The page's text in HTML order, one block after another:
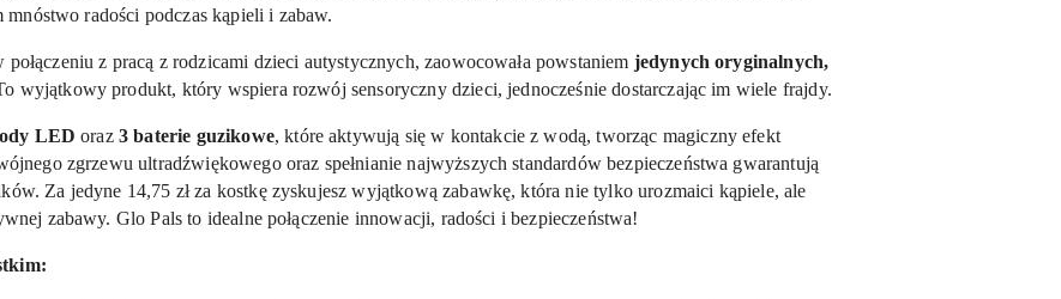
mnóstwo radości podczas kąpieli i zabaw.
z pracą z rodzicami dzieci autystycznych, zaowocowała powstaniem jedynych oryginalnych,
wyjątkowy produkt, który wspiera rozwój sensoryczny dzieci, jednocześnie dostarczając im wiele frajdy.
LED oraz 3 baterie guzikowe, które aktywują się w kontakcie z wodą, tworząc magiczny efekt
zgrzewu ultradźwiękowego oraz spełnianie najwyższych standardów bezpieczeństwa gwarantują
Za jedyne 14,75 zł za kostkę zyskujesz wyjątkową zabawkę, która nie tylko urozmaici kąpiele, ale
zabawy. Glo Pals to idealne połączenie innowacji, radości i bezpieczeństwa!